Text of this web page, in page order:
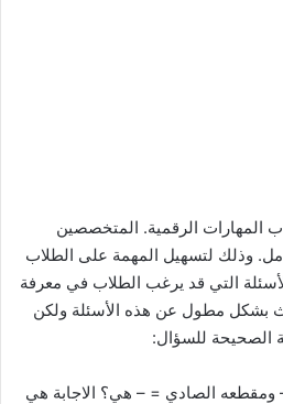
المهارات الرقمية. المتخصصين
وذلك لتسهيل المهمة على الطلاب
التي قد يرغب الطلاب في معرفة
بشكل مطول عن هذه الأسئلة ولكن
الصحيحة للسؤال:
ومقطعه الصادي = – هي؟ الاجابة هي